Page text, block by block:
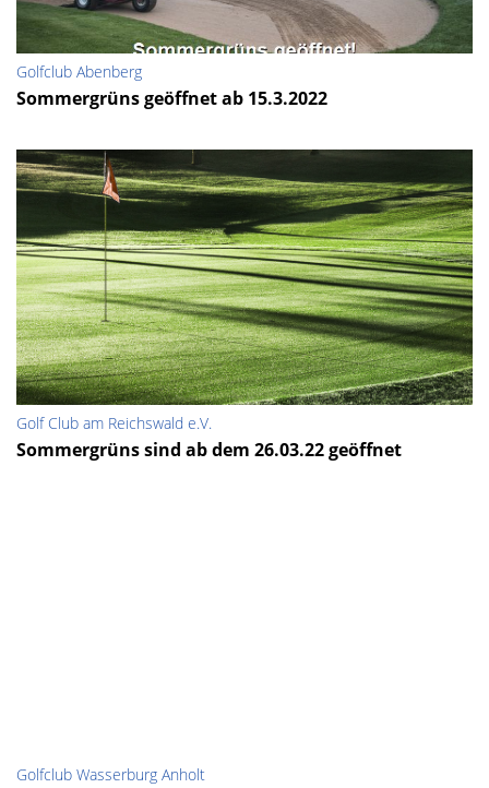
Golfclub Abenberg
Sommergrüns geöffnet ab 15.3.2022
Golf Club am Reichswald e.V.
Sommergrüns sind ab dem 26.03.22 geöffnet
Golfclub Wasserburg Anholt